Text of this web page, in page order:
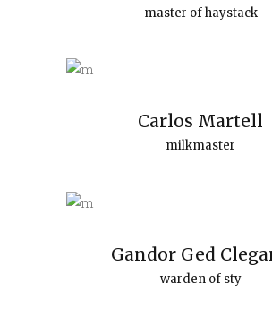
master of haystack
Carlos Martell
milkmaster
Gandor Ged
warden of sty